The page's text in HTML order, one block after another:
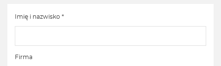
Imię i nazwisko *
Firma